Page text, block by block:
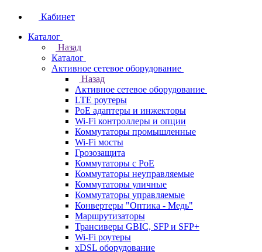
Кабинет
Каталог
Назад
Каталог
Активное сетевое оборудование
Назад
Активное сетевое оборудование
LTE роутеры
PoE адаптеры и инжекторы
Wi-Fi контроллеры и опции
Коммутаторы промышленные
Wi-Fi мосты
Грозозащита
Коммутаторы c PoE
Коммутаторы неуправляемые
Коммутаторы уличные
Коммутаторы управляемые
Конвертеры "Оптика - Медь"
Маршрутизаторы
Трансиверы GBIC, SFP и SFP+
Wi-Fi роутеры
xDSL оборудование